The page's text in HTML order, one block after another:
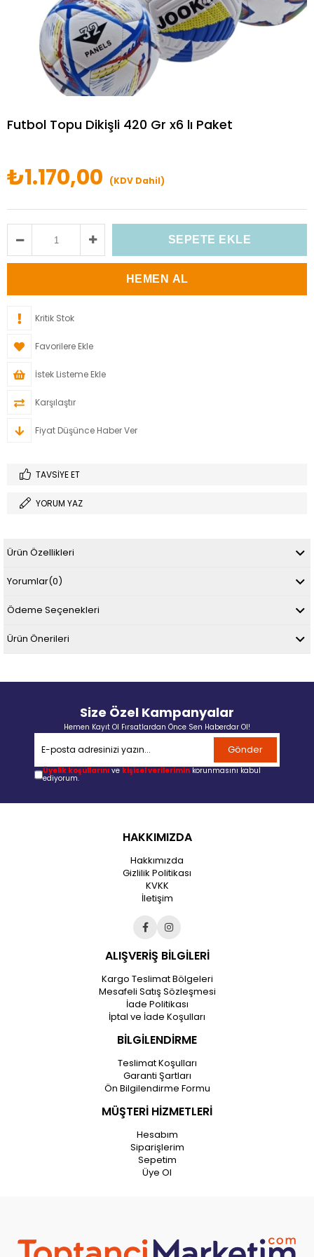
Futbol Topu Dikişli 420 Gr x6 lı Paket
₺1.170,00 (KDV Dahil)
Kritik Stok
Favorilere Ekle
İstek Listeme Ekle
Karşılaştır
Fiyat Düşünce Haber Ver
TAVSIYE ET
YORUM YAZ
Ürün Özellikleri
Yorumlar(0)
Ödeme Seçenekleri
Ürün Önerileri
Size Özel Kampanyalar
Hemen Kayıt Ol Fırsatlardan Önce Sen Haberdar Ol!
Gönder
Üyelik koşullarını ve kişisel verilerimin korunmasını kabul
ediyorum.
HAKKIMIZDA
Hakkımızda
Gizlilik Politikası
KVKK
İletişim
ALIŞVERİŞ BİLGİLERİ
Kargo Teslimat Bölgeleri
Mesafeli Satış Sözleşmesi
İade Politikası
İptal ve İade Koşulları
BİLGİLENDİRME
Teslimat Koşulları
Garanti Şartları
Ön Bilgilendirme Formu
MÜŞTERİ HİZMETLERİ
Hesabım
Siparişlerim
Sepetim
Üye Ol